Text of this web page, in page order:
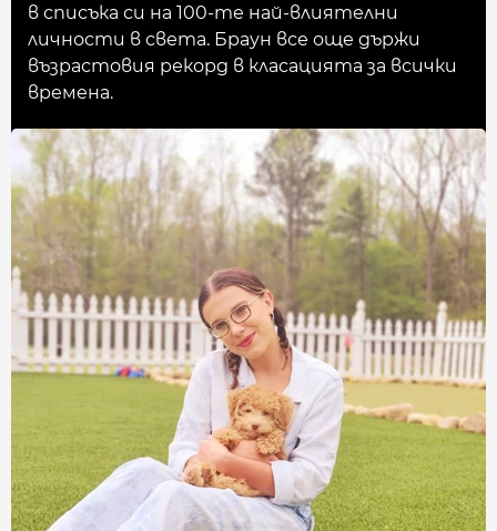
в списъка си на 100-те най-влиятелни
личности в света. Браун все още държи
възрастовия рекорд в класацията за всички
времена.